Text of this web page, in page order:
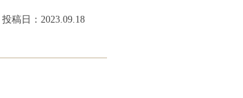
投稿日：2023.09.18